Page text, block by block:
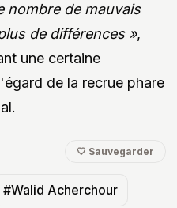
nombre de mauvais
de différences »,
une certaine
de la recrue phare
🤍 Sauvegarder
#Walid Acherchour